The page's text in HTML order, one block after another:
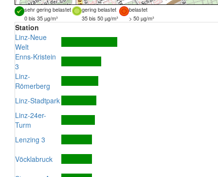
sehr gering belastet gering belastet
belastet
0 bis 35 µg/m³
35 bis 50 µg/m³ > 50 µg/m³
Station
Linz-Neue
Welt
Enns-Kristein
3
Linz-
Römerberg
Linz-Stadtpark
Linz-24er-
Turm
Lenzing 3
Vöcklabruck